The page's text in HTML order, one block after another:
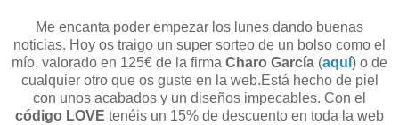
Me encanta poder empezar los lunes dando buenas
noticias. Hoy os traigo un super sorteo de un bolso como el
mío, valorado en 125€ de la firma Charo García (aquí) o de
cualquier otro que os guste en la web.Está hecho de piel
con unos acabados y un diseños impecables. Con el
código LOVE tenéis un 15% de descuento en toda la web